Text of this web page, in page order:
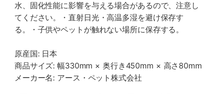
水、固化性能に影響を与える場合があるので、注意し
てください。・直射日光・高温多湿を避け保存す
る。・子供やペットが触れない場所に保存する。
原産国: 日本
商品サイズ: 幅330mm × 奥行き450mm × 高さ80mm
メーカー名: アース・ペット株式会社